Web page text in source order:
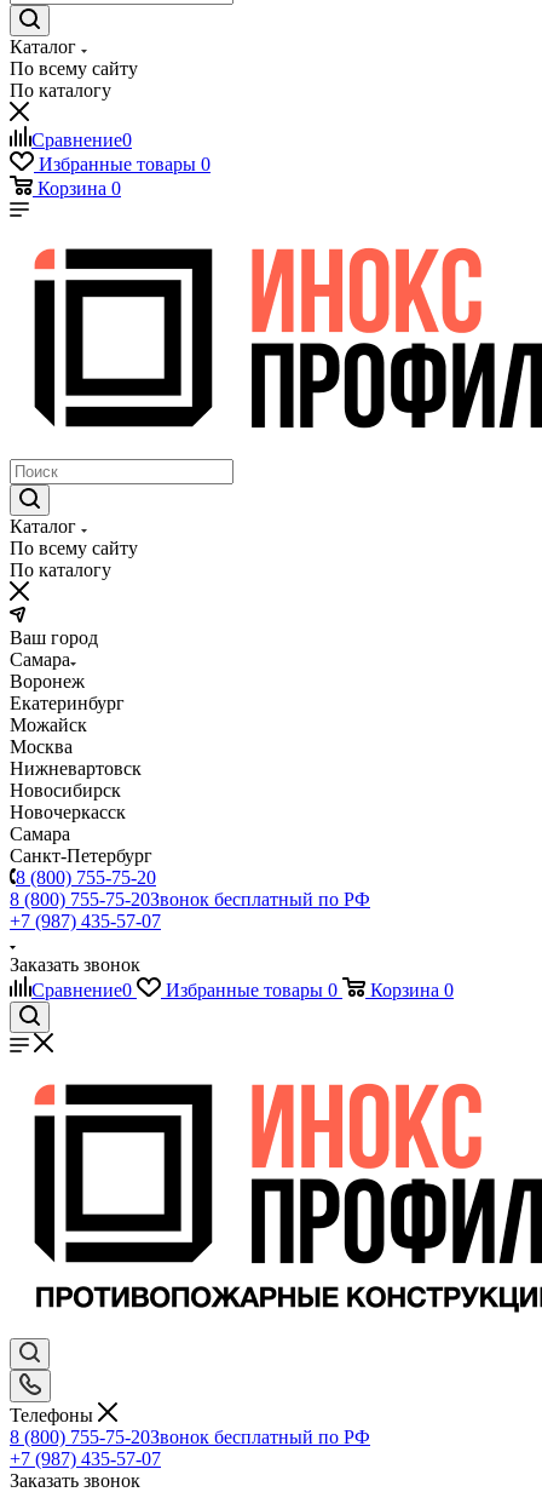
Каталог
По всему сайту
По каталогу
Сравнение0
Избранные товары 0
Корзина 0
Каталог
По всему сайту
По каталогу
Ваш город
Самара
Воронеж
Екатеринбург
Можайск
Москва
Нижневартовск
Новосибирск
Новочеркасск
Самара
Санкт-Петербург
8 (800) 755-75-20
8 (800) 755-75-20Звонок бесплатный по РФ
+7 (987) 435-57-07
Заказать звонок
Сравнение0 Избранные товары 0 Корзина 0
Телефоны
8 (800) 755-75-20Звонок бесплатный по РФ
+7 (987) 435-57-07
Заказать звонок